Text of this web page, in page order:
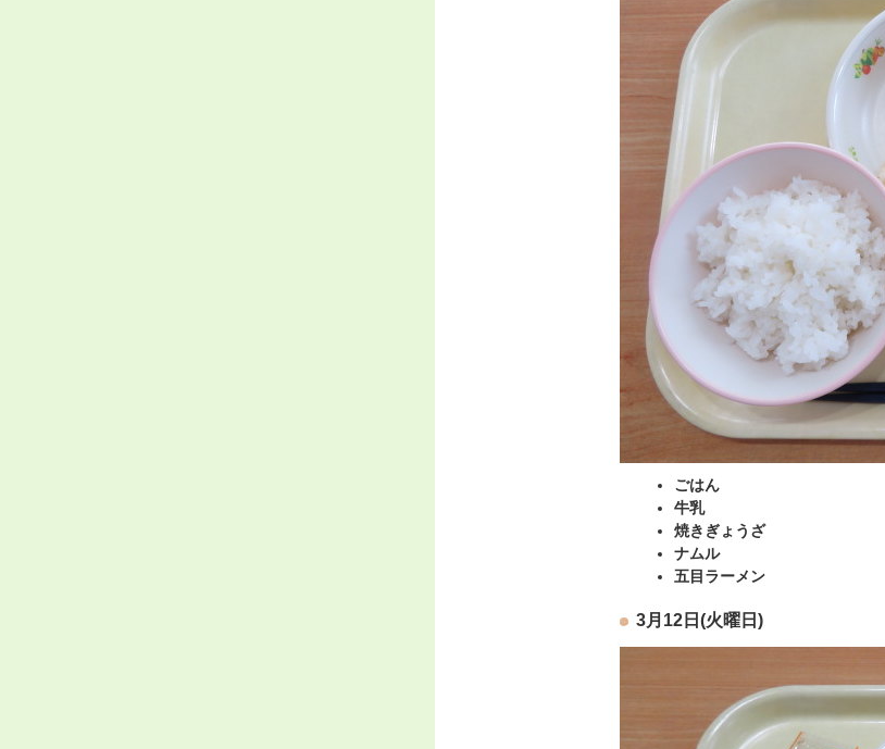
ごはん
牛乳
焼きぎょうざ
ナムル
五目ラーメン
3月12日(火曜日)